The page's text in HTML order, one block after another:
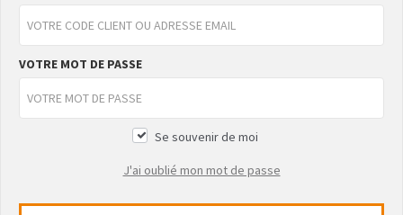
VOTRE MOT DE PASSE
Se souvenir de moi
J'ai oublié mon mot de passe